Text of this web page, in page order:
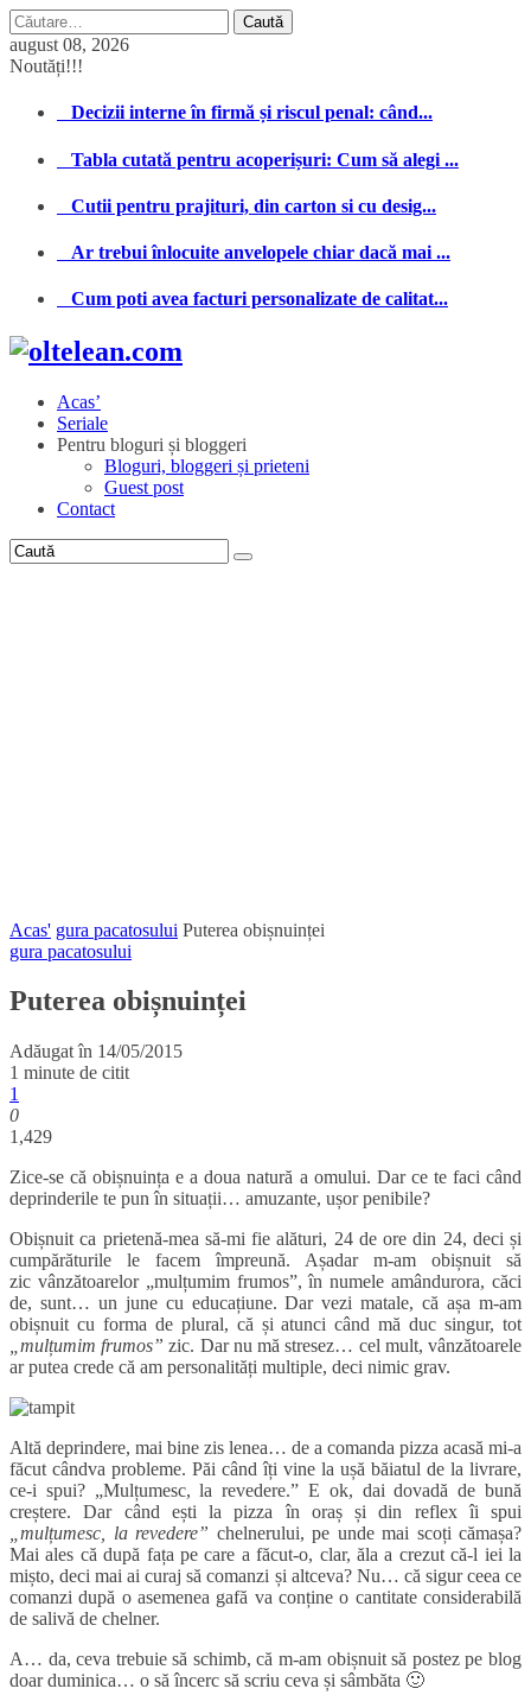
Caută
după:
august 08, 2026
Noutăți!!!
Decizii interne în firmă și riscul penal: când...
Tabla cutată pentru acoperișuri: Cum să alegi ...
Cutii pentru prajituri, din carton si cu desig...
Ar trebui înlocuite anvelopele chiar dacă mai ...
Cum poti avea facturi personalizate de calitat...
Acas’
Seriale
Pentru bloguri și bloggeri
Bloguri, bloggeri și prieteni
Guest post
Contact
Acas' gura pacatosului Puterea obișnuinței
gura pacatosului
Puterea obișnuinței
Adăugat în 14/05/2015
1 minute de citit
1
0
1,429
Zice-se că obișnuința e a doua natură a omului. Dar ce te faci când
deprinderile te pun în situații… amuzante, ușor penibile?
Obișnuit ca prietenă-mea să-mi fie alături, 24 de ore din 24, deci și
cumpărăturile le facem împreună. Așadar m-am obișnuit să
zic vânzătoarelor „mulțumim frumos”, în numele amândurora, căci
de, sunt… un june cu educațiune. Dar vezi matale, că așa m-am
obișnuit cu forma de plural, că și atunci când mă duc singur, tot
„mulțumim frumos” zic. Dar nu mă stresez… cel mult, vânzătoarele
ar putea crede că am personalități multiple, deci nimic grav.
Altă deprindere, mai bine zis lenea… de a comanda pizza acasă mi-a
făcut cândva probleme. Păi când îți vine la ușă băiatul de la livrare,
ce-i spui? „Mulțumesc, la revedere.” E ok, dai dovadă de bună
creștere. Dar când ești la pizza în oraș și din reflex îi spui
„mulțumesc, la revedere” chelnerului, pe unde mai scoți cămașa?
Mai ales că după fața pe care a făcut-o, clar, ăla a crezut că-l iei la
mișto, deci mai ai curaj să comanzi și altceva? Nu… că sigur ceea ce
comanzi după o asemenea gafă va conține o cantitate considerabilă
de salivă de chelner.
A… da, ceva trebuie să schimb, că m-am obișnuit să postez pe blog
doar duminica… o să încerc să scriu ceva și sâmbăta 🙂